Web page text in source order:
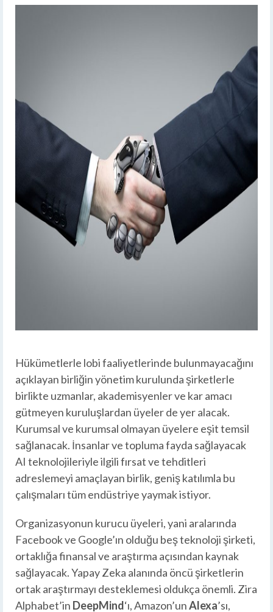
Hükümetlerle lobi faaliyetlerinde bulunmayacağını
açıklayan birliğin yönetim kurulunda şirketlerle
birlikte uzmanlar, akademisyenler ve kar amacı
gütmeyen kuruluşlardan üyeler de yer alacak.
Kurumsal ve kurumsal olmayan üyelere eşit temsil
sağlanacak. İnsanlar ve topluma fayda sağlayacak
AI teknolojileriyle ilgili fırsat ve tehditleri
adreslemeyi amaçlayan birlik, geniş katılımla bu
çalışmaları tüm endüstriye yaymak istiyor.
Organizasyonun kurucu üyeleri, yani aralarında
Facebook ve Google’ın olduğu beş teknoloji şirketi,
ortaklığa finansal ve araştırma açısından kaynak
sağlayacak. Yapay Zeka alanında öncü şirketlerin
ortak araştırmayı desteklemesi oldukça önemli. Zira
Alphabet’in DeepMind‘ı, Amazon’unAlexa’sı,